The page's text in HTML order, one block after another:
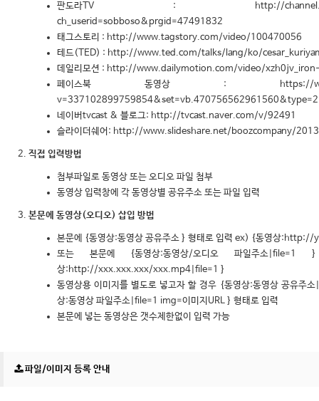
판도라TV : http://
ch_userid=sobboso&prgid=47491832
태그스토리 : http://www.tagstory.com/video/100470056
테드(TED) : http://www.ted.com/talks/lang/ko/
데일리모션 : http://www.dailymotion.com/video/
페이스북 동영상 : https://
네이버tvcast & 블로그: http://tvcast.naver.com/v/92491
슬라이더쉐어: http://www.slideshare.net/boozcompany/
직접 입력방법
첨부파일로 동영상 또는 오디오 파일 첨부
동영상 입력창에 각 동영상별 공유주소 또는 파일 입력
본문에 동영상(오디오) 삽입 방법
본문에 {동영상:동영상 공유주소 } 형태로 입력 ex) {동영상
또는 본문에 {동영상:동영상/오디오 파일주소
상:http://xxx.xxx.xxx/xxx.mp4|file=1 }
동영상용 이미지를 별도로 넣고자 할 경우 {동영상:동영상 공유주
상:동영상 파일주소|file=1 img=이미지URL } 형태로 입력
본문에 넣는 동영상은 갯수제한없이 입력 가능
파일/이미지 등록 안내